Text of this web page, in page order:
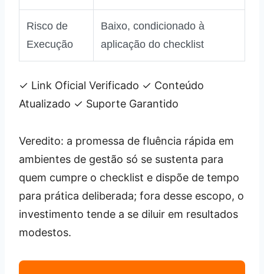
Risco de
Execução
Baixo, condicionado à
aplicação do checklist
✓ Link Oficial Verificado ✓ Conteúdo
Atualizado ✓ Suporte Garantido
Veredito: a promessa de fluência rápida em
ambientes de gestão só se sustenta para
quem cumpre o checklist e dispõe de tempo
para prática deliberada; fora desse escopo, o
investimento tende a se diluir em resultados
modestos.